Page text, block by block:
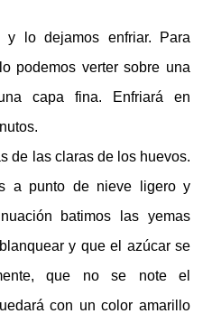
y lo dejamos enfriar. Para
podemos verter sobre una
capa fina. Enfriará en
de las claras de los huevos.
a punto de nieve ligero y
batimos las yemas
y que el azúcar se
que no se note el
con un color amarillo